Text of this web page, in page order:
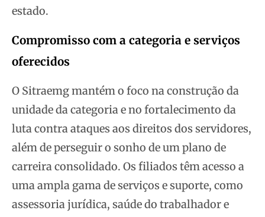
estado.
Compromisso com a categoria e serviços
oferecidos
O Sitraemg mantém o foco na construção da
unidade da categoria e no fortalecimento da
luta contra ataques aos direitos dos servidores,
além de perseguir o sonho de um plano de
carreira consolidado. Os filiados têm acesso a
uma ampla gama de serviços e suporte, como
assessoria jurídica, saúde do trabalhador e